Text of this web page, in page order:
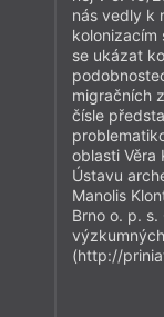
nás vedly k
kolonizacím
se ukázat
migračních
čísle
oblasti Věra
Ústavu
Manolis
Brno o. p.
(http://